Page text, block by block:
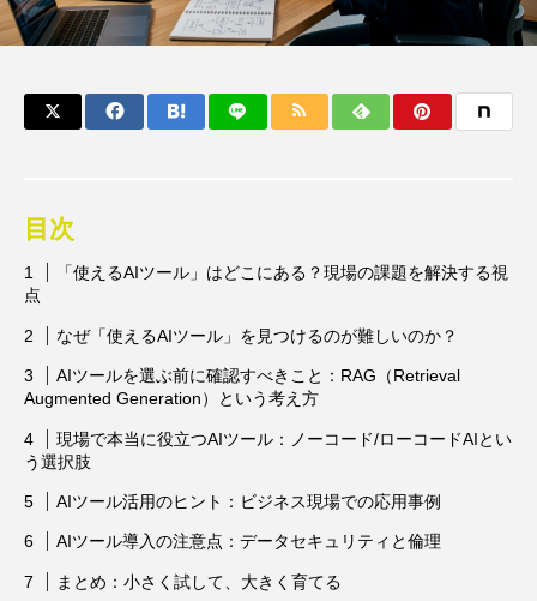
目次
「使えるAIツール」はどこにある？現場の課題を解決する視
点
なぜ「使えるAIツール」を見つけるのが難しいのか？
AIツールを選ぶ前に確認すべきこと：RAG（Retrieval
Augmented Generation）という考え方
現場で本当に役立つAIツール：ノーコード/ローコードAIとい
う選択肢
AIツール活用のヒント：ビジネス現場での応用事例
AIツール導入の注意点：データセキュリティと倫理
まとめ：小さく試して、大きく育てる